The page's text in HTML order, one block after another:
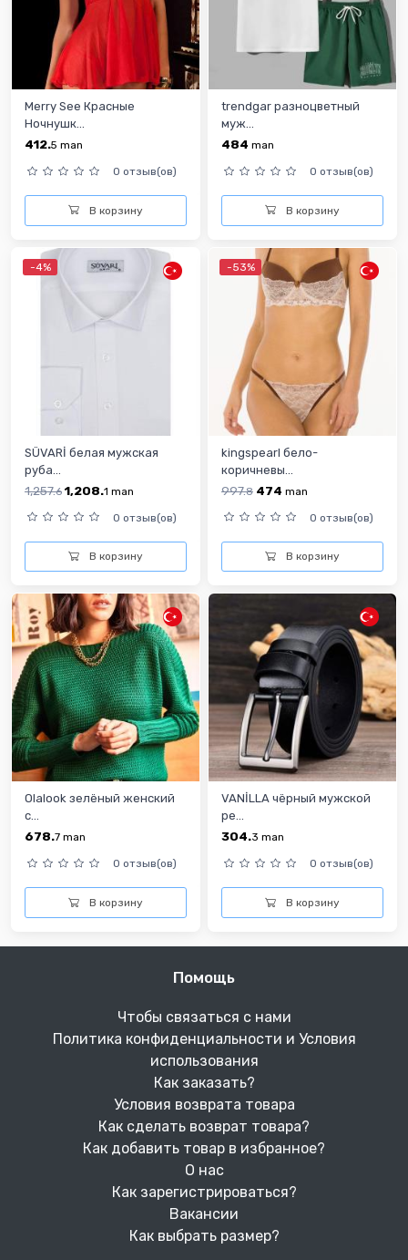
Merry See Красные
Ночнушк...
412.5 man
0 отзыв(ов)
В корзину
trendgar разноцветный
муж...
484 man
0 отзыв(ов)
В корзину
-4%
SÜVARİ белая мужская
руба...
1,257.6 1,208.1 man
0 отзыв(ов)
В корзину
-53%
kingspearl бело-
коричневы...
997.8 474 man
0 отзыв(ов)
В корзину
Olalook зелёный женский
с...
678.7 man
0 отзыв(ов)
В корзину
VANİLLA чёрный мужской
ре...
304.3 man
0 отзыв(ов)
В корзину
Помощь
Чтобы связаться с нами
Политика конфиденциальности и Условия
использования
Как заказать?
Условия возврата товара
Как сделать возврат товара?
Как добавить товар в избранное?
О нас
Как зарегистрироваться?
Вакансии
Как выбрать размер?